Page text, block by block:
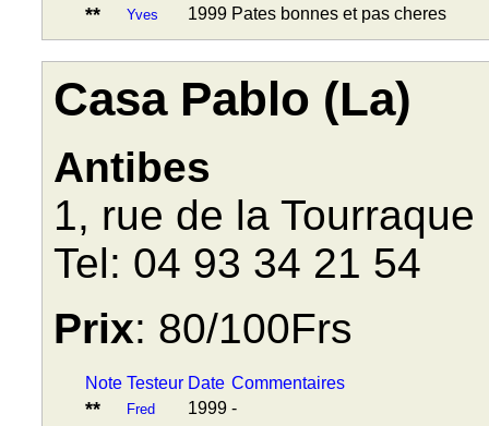
** Yves 1999 Pates bonnes et pas cheres
Casa Pablo (La)
Antibes
1, rue de la Tourraque
Tel: 04 93 34 21 54
Prix: 80/100Frs
Note Testeur Date Commentaires
** Fred 1999 -